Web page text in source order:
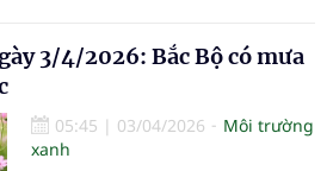
3/4/2026: Bắc Bộ có mưa
05:45 | 03/04/2026
Môi trường
xanh